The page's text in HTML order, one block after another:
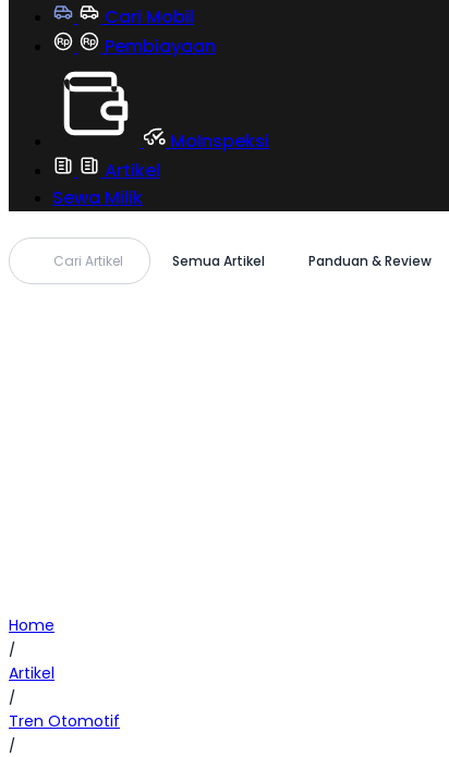
Cari Mobil
Pembiayaan
MoInspeksi
Artikel
Sewa Milik
Cari Artikel Semua Artikel Panduan & Review
Home
/
Artikel
/
Tren Otomotif
/